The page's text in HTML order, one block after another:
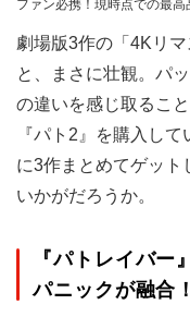
ファン必携！現時点での最高
劇場版3作の「4Kリ
と、まさに壮観。パ
の違いを感じ取るこ
『パト2』を購入し
に3作まとめてゲット
いかがだろうか。
『パトレイバー
パニックが融合！